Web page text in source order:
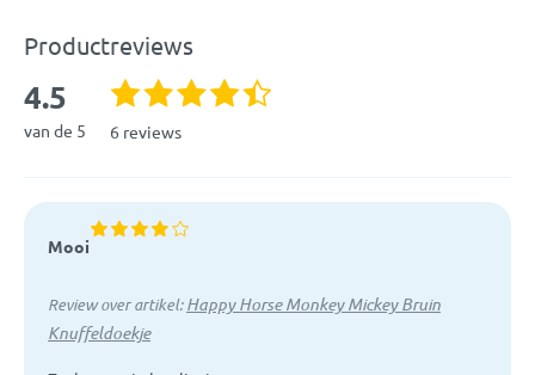
Artikelcode:
Productreviews
4.5
van de 5 6 reviews
Mooi
Review over artikel:Happy Horse Monkey Mickey Bruin
Knuffeldoekje